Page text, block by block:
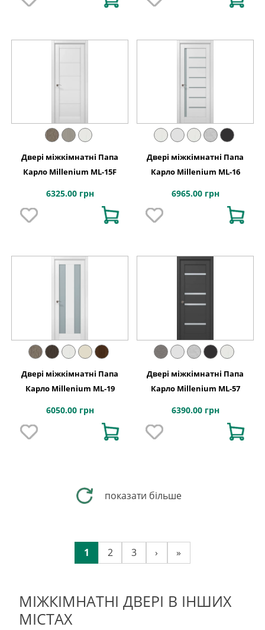
Двері міжкімнатні Папа
Карло Millenium ML-15F
6325.00 грн
Двері міжкімнатні Папа
Карло Millenium ML-16
6965.00 грн
Двері міжкімнатні Папа
Карло Millenium ML-19
6050.00 грн
Двері міжкімнатні Папа
Карло Millenium ML-57
6390.00 грн
показати більше
1 2 3 › »
МІЖКІМНАТНІ ДВЕРІ В ІНШИХ
МІСТАХ